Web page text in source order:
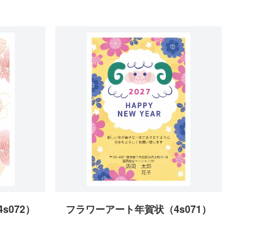
） フラワーアート年賀状（4s071）